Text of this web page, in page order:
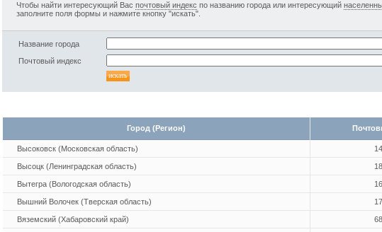
Чтобы найти интересующий Вас почтовый индекс по названию города или интересующий
заполните поля формы и нажмите кнопку "искать".
Название города
Почтовый индекс
Город (Регион)
Высоковск (Московская область)
Высоцк (Ленинградская область)
Вытегра (Вологодская область)
Вышний Волочек (Тверская область)
Вяземский (Хабаровский край)